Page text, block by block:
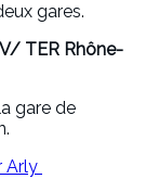
gares.
TER Rhône-
gare de
Arly